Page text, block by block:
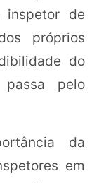
de
próprios
do
pelo
da
em